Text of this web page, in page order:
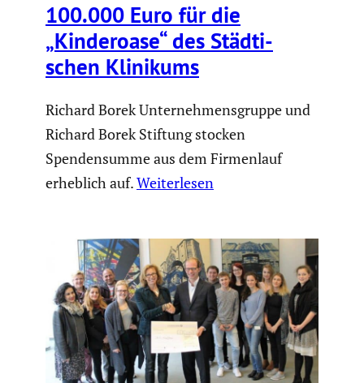
100.000 Euro für die
„Kinde­r­oase“ des Städti­
schen Klinikums
Richard Borek Unternehmensgruppe und
Richard Borek Stiftung stocken
Spendensumme aus dem Firmenlauf
erheblich auf.Weiterlesen